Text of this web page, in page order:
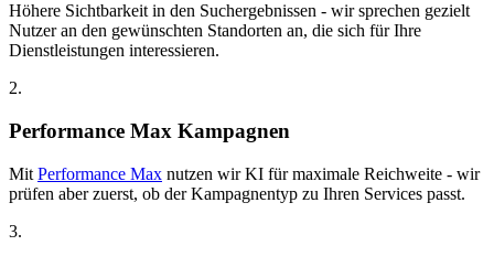
Höhere Sichtbarkeit in den Suchergebnissen - wir sprechen gezielt
Nutzer an den gewünschten Standorten an, die sich für Ihre
Dienstleistungen interessieren.
2.
Performance Max Kampagnen
Mit Performance Max nutzen wir KI für maximale Reichweite - wir
prüfen aber zuerst, ob der Kampagnentyp zu Ihren Services passt.
3.